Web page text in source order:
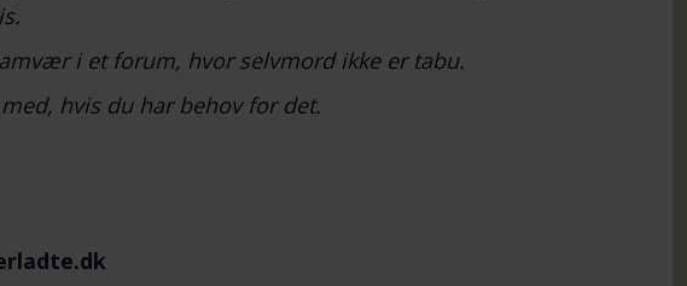
i et forum, hvor selvmord ikke er tabu.
hvis du har behov for det.